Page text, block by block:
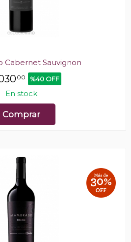
Cabernet Sauvignon
00 %40 OFF
En stock
Comprar